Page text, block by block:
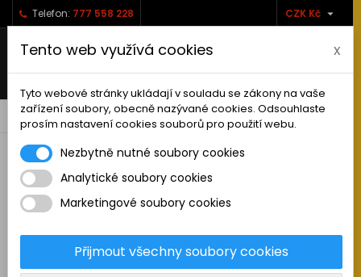
Telefon: 777 558 228 CZK Kč 
   shopping_cart0
RC AUTA
KAMIONY A NÁKLADNÍ AUTA
MAKETOVÉ DOPLŇKY
STAVEBNÍ STROJE
Tento web využívá cookies x
Tyto webové stránky ukládají v souladu se zákony na vaše
zařízení soubory, obecně nazývané cookies. Odsouhlaste
prosím nastavení cookies souborů pro použití webu.
Nezbytně nutné soubory cookies
Analytické soubory cookies
Marketingové soubory cookies
Přijmout všechny soubory cookies